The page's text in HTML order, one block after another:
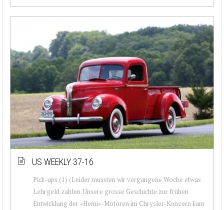
US WEEKLY 37-16
Pick-ups (1) (Leider mussten wir vergangene Woche etwas
Lehrgeld zahlen. Unsere grosse Geschichte zur frühen
Entwicklung der «Hemi»-Motoren im Chrysler-Konzern kam